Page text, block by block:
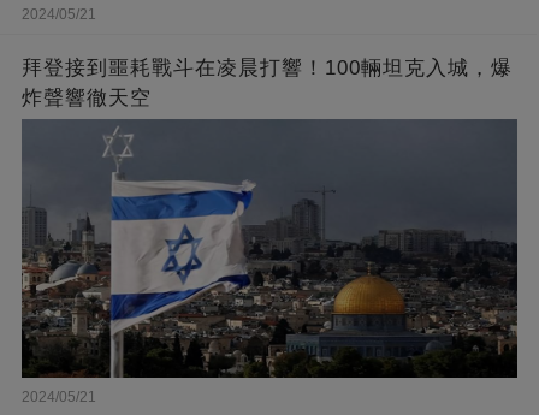
2024/05/21
拜登接到噩耗戰斗在凌晨打響！100輛坦克入城，爆
炸聲響徹天空
2024/05/21